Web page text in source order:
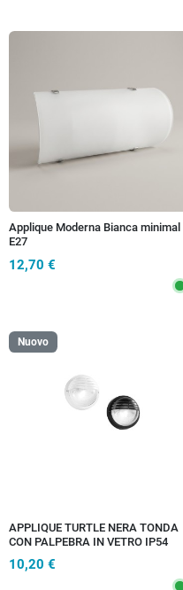
Applique Moderna Bianca minimal
E27
12,70 €
Nuovo
APPLIQUE TURTLE NERA TONDA
CON PALPEBRA IN VETRO IP54
1XE27 185X185X105MM
10,20 €